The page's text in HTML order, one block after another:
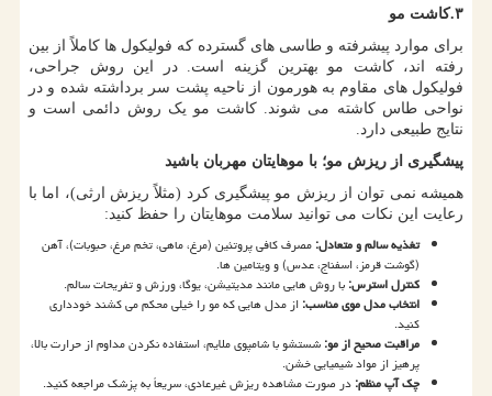
۳.کاشت مو
برای موارد پیشرفته و طاسی های گسترده که فولیکول ها کاملاً از بین
رفته اند، کاشت مو بهترین گزینه است. در این روش جراحی،
فولیکول های مقاوم به هورمون از ناحیه پشت سر برداشته شده و در
نواحی طاس کاشته می شوند. کاشت مو یک روش دائمی است و
نتایج طبیعی دارد.
پیشگیری از ریزش مو؛ با موهایتان مهربان باشید
همیشه نمی توان از ریزش مو پیشگیری کرد (مثلاً ریزش ارثی)، اما با
رعایت این نکات می توانید سلامت موهایتان را حفظ کنید:
تغذیه سالم و متعادل:مصرف کافی پروتئین (مرغ، ماهی، تخم مرغ، حبوبات)، آهن
(گوشت قرمز، اسفناج، عدس) و ویتامین ها.
کنترل استرس:با روش هایی مانند مدیتیشن، یوگا، ورزش و تفریحات سالم.
انتخاب مدل موی مناسب:از مدل هایی که مو را خیلی محکم می کشند خودداری
کنید.
مراقبت صحیح از مو:شستشو با شامپوی ملایم، استفاده نکردن مداوم از حرارت بالا،
پرهیز از مواد شیمیایی خشن.
چک آپ منظم:در صورت مشاهده ریزش غیرعادی، سریعاً به پزشک مراجعه کنید.